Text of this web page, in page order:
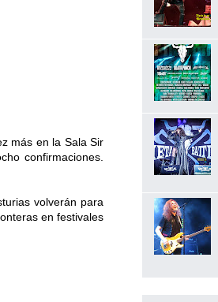
más en la Sala Sir
confirmaciones.
volverán para
en festivales